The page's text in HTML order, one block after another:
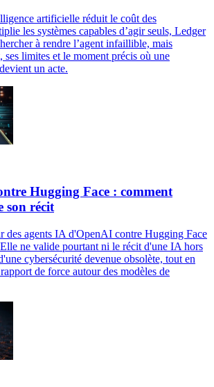
artificielle réduit le coût des
les systèmes capables d’agir seuls, Ledger
à rendre l’agent infaillible, mais
ses limites et le moment précis où une
un acte.
Hugging Face : comment
son récit
des agents IA d'OpenAI contre Hugging Face
ne valide pourtant ni le récit d'une IA hors
cybersécurité devenue obsolète, tout en
de force autour des modèles de